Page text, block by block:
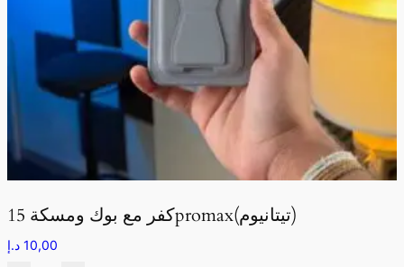
كفر مع بوك ومسكة 15promax(تيتانيوم)
10,00 د.إ